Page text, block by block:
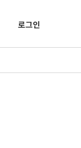
로그인